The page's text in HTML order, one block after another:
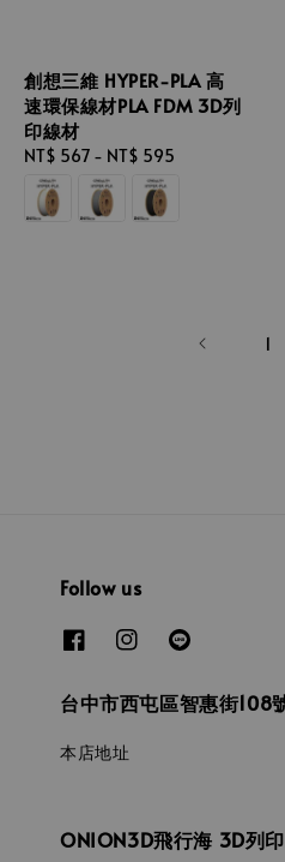
創想三維 HYPER-PLA 高
速環保線材PLA FDM 3D列
印線材
Regular
price
NT$ 567 - NT$ 595
1
Follow us
台中市西屯區智惠街108
本店地址
ONION3D飛行海 3D列印